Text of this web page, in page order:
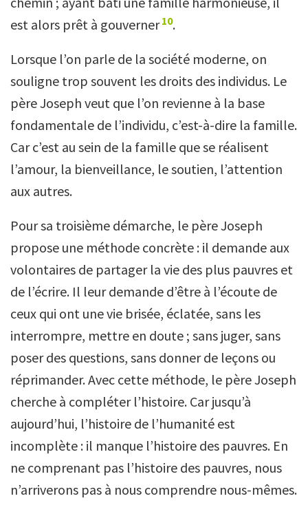
est alors prêt à gouverner 10.
Lorsque l’on parle de la société moderne, on
souligne trop souvent les droits des individus. Le
père Joseph veut que l’on revienne à la base
fondamentale de l’individu, c’est-à-dire la famille.
Car c’est au sein de la famille que se réalisent
l’amour, la bienveillance, le soutien, l’attention
aux autres.
Pour sa troisième démarche, le père Joseph
propose une méthode concrète : il demande aux
volontaires de partager la vie des plus pauvres et
de l’écrire. Il leur demande d’être à l’écoute de
ceux qui ont une vie brisée, éclatée, sans les
interrompre, mettre en doute ; sans juger, sans
poser des questions, sans donner de leçons ou
réprimander. Avec cette méthode, le père Joseph
cherche à compléter l’histoire. Car jusqu’à
aujourd’hui, l’histoire de l’humanité est
incomplète : il manque l’histoire des pauvres. En
ne comprenant pas l’histoire des pauvres, nous
n’arriverons pas à nous comprendre nous-mêmes.